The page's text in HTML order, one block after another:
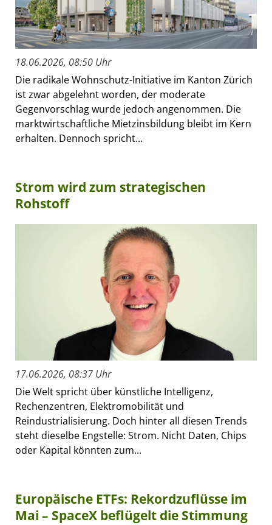
18.06.2026, 08:50 Uhr
Die radikale Wohnschutz-Initiative im Kanton Zürich
ist zwar abgelehnt worden, der moderate
Gegenvorschlag wurde jedoch angenommen. Die
marktwirtschaftliche Mietzinsbildung bleibt im Kern
erhalten. Dennoch spricht...
Strom wird zum strategischen
Rohstoff
17.06.2026, 08:37 Uhr
Die Welt spricht über künstliche Intelligenz,
Rechenzentren, Elektromobilität und
Reindustrialisierung. Doch hinter all diesen Trends
steht dieselbe Engstelle: Strom. Nicht Daten, Chips
oder Kapital könnten zum...
Europäische ETFs: Rekordzuflüsse im
Mai – SpaceX beflügelt die Stimmung